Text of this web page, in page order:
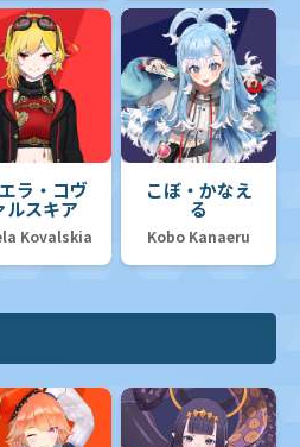
ラ・コヴ
ルスキア
Kovalskia
こぼ・かなえ
る
Kobo Kanaeru